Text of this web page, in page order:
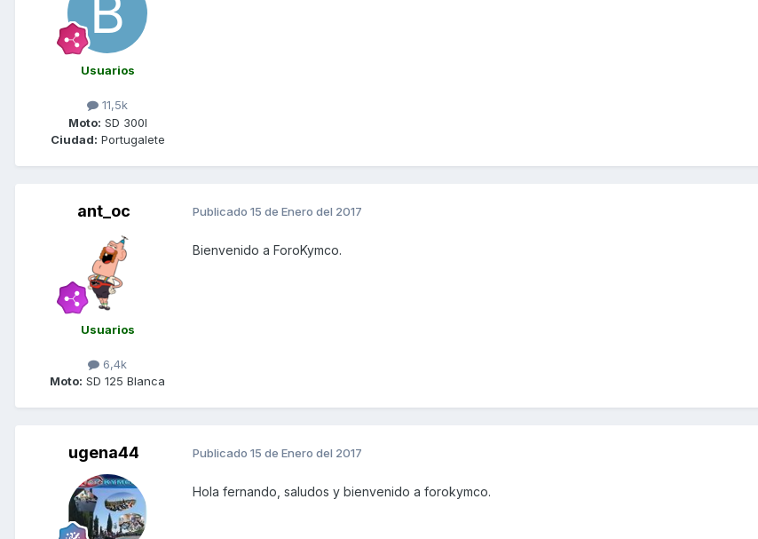
Usuarios
11,5k
Moto: SD 300I
Ciudad: Portugalete
ant_oc
Usuarios
6,4k
Moto: SD 125 Blanca
Publicado 15 de Enero del 2017
Bienvenido a ForoKymco.
ugena44 Publicado 15 de Enero del 2017
Hola fernando, saludos y bienvenido a forokymco.